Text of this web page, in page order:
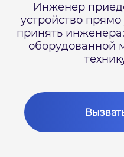
Инженер
устройство прямо
принять
оборудованной